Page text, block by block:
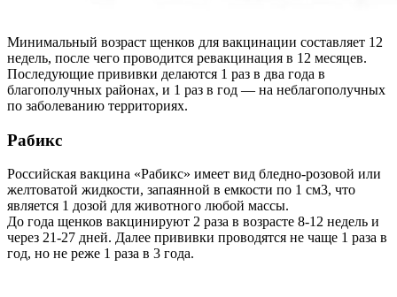
Минимальный возраст щенков для вакцинации составляет 12
недель, после чего проводится ревакцинация в 12 месяцев.
Последующие прививки делаются 1 раз в два года в
благополучных районах, и 1 раз в год — на неблагополучных
по заболеванию территориях.
Рабикс
Российская вакцина «Рабикс» имеет вид бледно-розовой или
желтоватой жидкости, запаянной в емкости по 1 см3, что
является 1 дозой для животного любой массы.
До года щенков вакцинируют 2 раза в возрасте 8-12 недель и
через 21-27 дней. Далее прививки проводятся не чаще 1 раза в
год, но не реже 1 раза в 3 года.